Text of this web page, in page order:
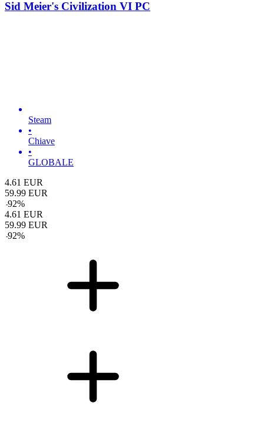
Sid Meier's Civilization VI PC
Steam
•
Chiave
•
GLOBALE
4.61 EUR
59.99 EUR
-92%
4.61 EUR
59.99 EUR
-92%